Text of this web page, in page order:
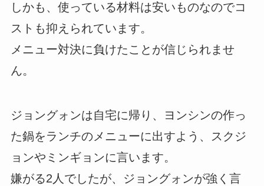
しかも、使っている材料は安いものなのでコ
ストも抑えられています。
メニュー対決に負けたことが信じられませ
ん。
ジョングォンは自宅に帰り、ヨンシンの作っ
た鍋をランチのメニューに出すよう、スクジ
ョンやミンギョンに言います。
嫌がる2人でしたが、ジョングォンが強く言